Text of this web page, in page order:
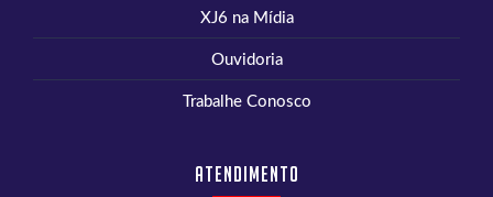
XJ6 na Mídia
Ouvidoria
Trabalhe Conosco
Atendimento